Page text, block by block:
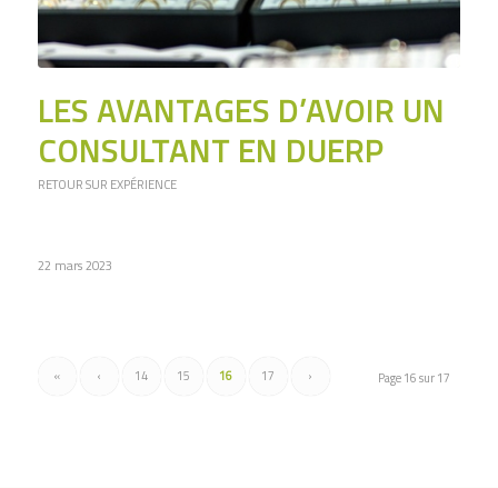
LES AVANTAGES D’AVOIR UN
CONSULTANT EN DUERP
RETOUR SUR EXPÉRIENCE
22 mars 2023
Page 16 sur 17
« ‹ 14 15 16 17 ›